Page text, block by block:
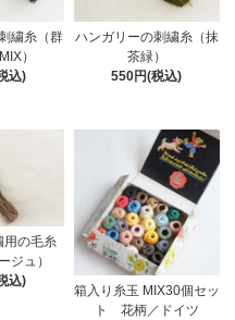
繍糸（群
）
込)
ハンガリーの刺繍糸（抹
茶緑）
550円(税込)
用の毛糸
ジュ）
込)
箱入り糸玉 MIX30個セッ
ト 花柄／ドイツ